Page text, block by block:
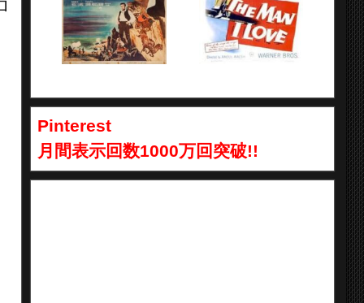
Pinterest
月間表示回数1000万回突破!!